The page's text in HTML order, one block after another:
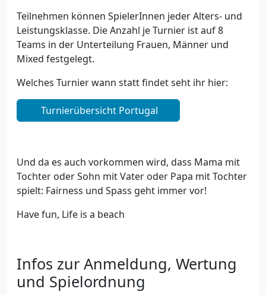
Teilnehmen können SpielerInnen jeder Alters- und
Leistungsklasse. Die Anzahl je Turnier ist auf 8
Teams in der Unterteilung Frauen, Männer und
Mixed festgelegt.
Welches Turnier wann statt findet seht ihr hier:
Turnierübersicht Portugal
Und da es auch vorkommen wird, dass Mama mit
Tochter oder Sohn mit Vater oder Papa mit Tochter
spielt: Fairness und Spass geht immer vor!
Have fun, Life is a beach
Infos zur Anmeldung, Wertung
und Spielordnung